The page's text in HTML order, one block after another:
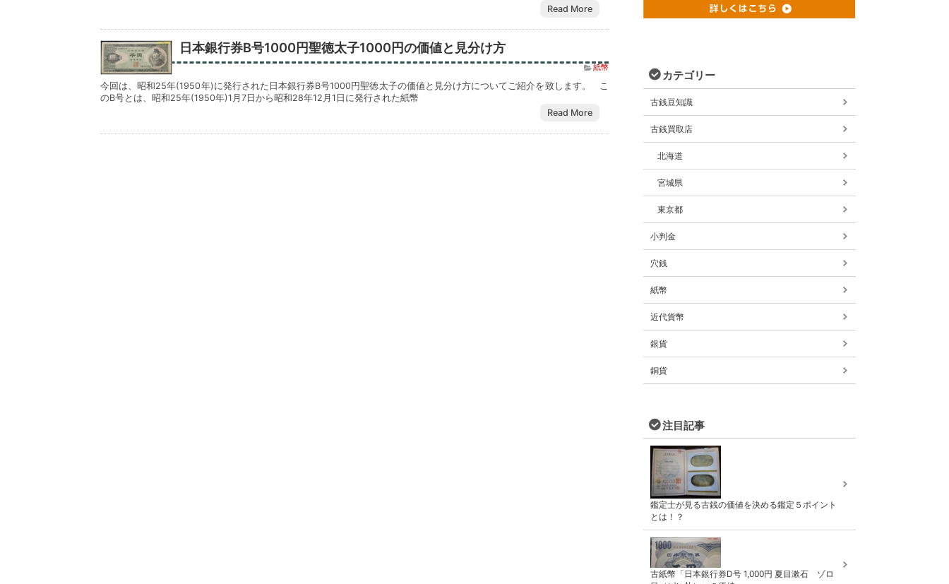
Read More
日本銀行券B号1000円聖徳太子1000円の価値と見分け方
紙幣
今回は、昭和25年(1950年)に発行された日本銀行券B号1000円聖徳太子の価値と見分け方についてご紹介を致します。 こ
のB号とは、昭和25年(1950年)1月7日から昭和28年12月1日に発行された紙幣
Read More
カテゴリー
古銭豆知識
古銭買取店
北海道
宮城県
東京都
小判金
穴銭
紙幣
近代貨幣
銀貨
銅貨
注目記事
鑑定士が見る古銭の価値を決める鑑定５ポイント
とは！？
古紙幣「日本銀行券D号 1,000円 夏目漱石 ゾロ